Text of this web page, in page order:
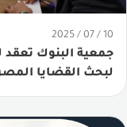
10 / 07 / 2025
جمعية البنوك تعقد
لبحث القضايا